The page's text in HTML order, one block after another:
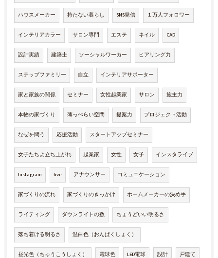
ハウスメーカー 持たない暮らし SNS発信 １万人フォロワー
インテリアカラー サロン専門 エステ ネイル CAD
設計実績 建築士 ソーシャルワーカー ヒアリング力
ステップファミリー 自立 インテリアサポーター
家と家族の関係 セミナー 女性起業家 サロン 施主力
本物の家づくり 薄っぺらい空間 提案力 プロジェクト活動
なぜを問う 応援活動 スタートアップセミナー
女子たちよ立ち上がれ 起業家 女性 女子 インスタライブ
Instagram live アナウンサー コミュニケーション
家づくりの流れ 家づくりのきっかけ ホームメーカーの決め手
ライティング ダウンライトの数 ちょうどいい明るさ
落ち着ける明るさ 温白色（おんぱくしょく）
昼光色（ちゅうこうしょく） 電球色 LED電球 設計 戸建て